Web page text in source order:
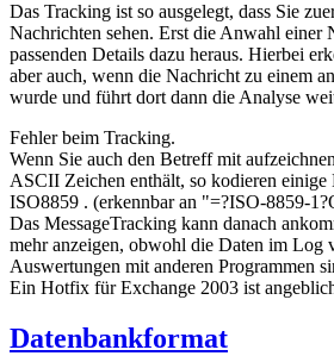
Das Tracking ist so ausgelegt, dass Sie
Nachrichten sehen. Erst die Anwahl einer
passenden Details dazu heraus. Hierbei
aber auch, wenn die Nachricht zu einem
wurde und führt dort dann die Analyse
Fehler beim Tracking.
Wenn Sie auch den Betreff mit
ASCII Zeichen enthält, so kodieren einige
ISO8859 . (erkennbar an "=?ISO-8859-
Das MessageTracking kann danach
mehr anzeigen, obwohl die Daten im Log
Auswertungen mit anderen Programmen
Ein Hotfix für Exchange 2003 ist
Datenbankformat